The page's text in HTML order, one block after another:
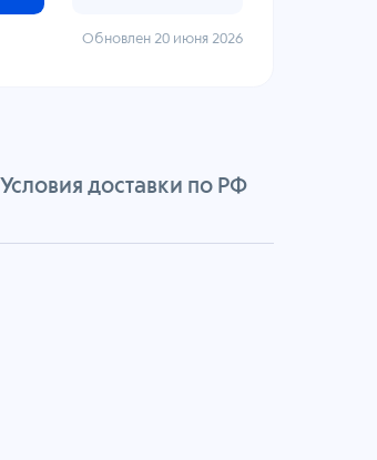
Обновлен 20 июня 2026
Условия доставки по РФ